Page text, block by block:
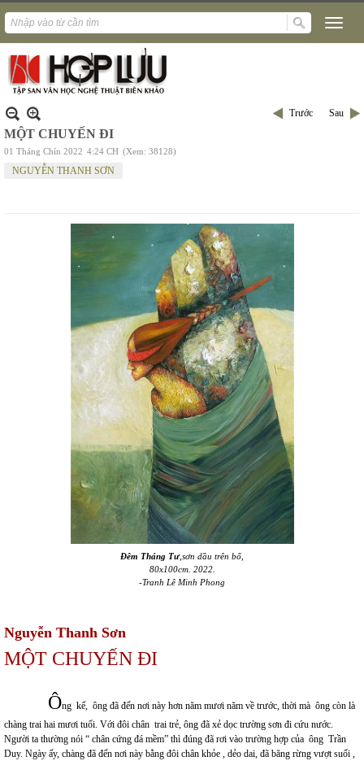
Trước Sau
MỘT CHUYẾN ĐI
01 Tháng Chín 2022 4:24 CH (Xem: 38128)
NGUYỄN THANH SƠN
Đêm Tháng Tư,sơn dầu trên bố,
80x100cm. 2022.
-Tranh Lê Minh Phong
Nguyễn Thanh Sơn
MỘT CHUYẾN ĐI
Ông kể, ông đã đến nơi này hơn năm mươi năm về trước, thời mà ông còn là
chàng trai hai mươi tuổi. Với đôi chân trai trẻ, ông đã xẻ dọc trường sơn đi cứu nước.
Người ta thường nói “ chân cứng đá mềm” thì đúng đã rơi vào trường hợp của ông Trần
Duy. Ngày ấy, chàng đã đến nơi này bằng đôi chân khỏe , dẻo dai, đã băng rừng vượt suối ,